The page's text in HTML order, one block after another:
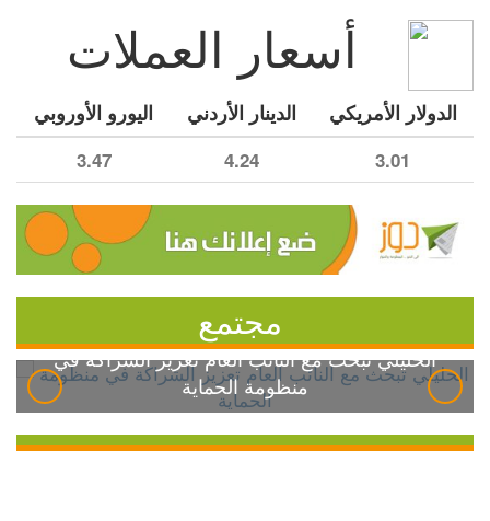
أسعار العملات
الدولار الأمريكي الدينار الأردني اليورو الأوروبي
3.01
4.24
3.47
مجتمع
الخليلي تبحث مع النائب العام تعزيز الشراكة في
منظومة الحماية